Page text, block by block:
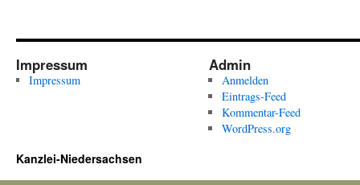
Impressum
Impressum
Admin
Anmelden
Eintrags-Feed
Kommentar-Feed
WordPress.org
Kanzlei-Niedersachsen